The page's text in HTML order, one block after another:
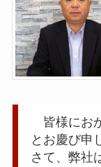
皆様にお
とお慶び申
さて、弊社